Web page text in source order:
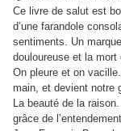
Ce livre de salut est
d’une farandole
sentiments. Un
douloureuse et la
On pleure et on
main, et devient notre
La beauté de la
grâce de